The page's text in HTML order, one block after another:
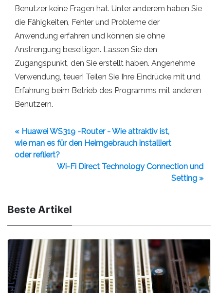
Benutzer keine Fragen hat. Unter anderem haben Sie
die Fähigkeiten, Fehler und Probleme der
Anwendung erfahren und können sie ohne
Anstrengung beseitigen. Lassen Sie den
Zugangspunkt, den Sie erstellt haben. Angenehme
Verwendung, teuer! Teilen Sie Ihre Eindrücke mit und
Erfahrung beim Betrieb des Programms mit anderen
Benutzern.
« Huawei WS319 -Router - Wie attraktiv ist,
wie man es für den Heimgebrauch installiert
oder refliert?
Wi-Fi Direct Technology Connection und
Setting »
Beste Artikel